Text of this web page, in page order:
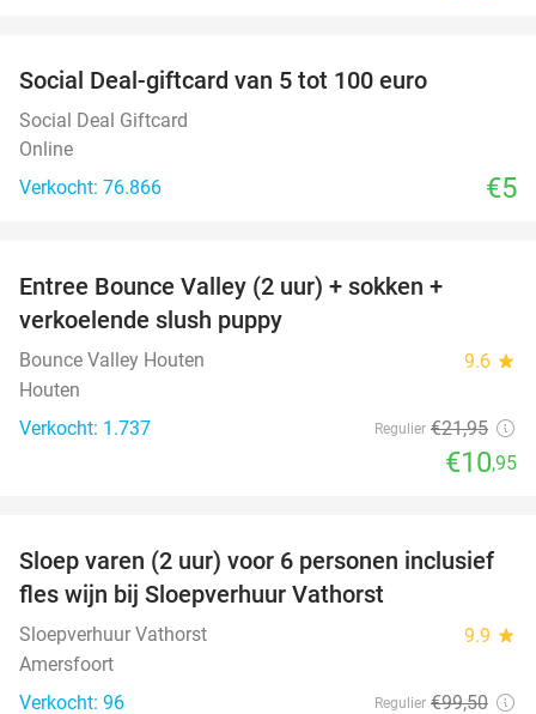
Social Deal-giftcard van 5 tot 100 euro
Social Deal Giftcard
Online
Verkocht: 76.866
€5
Entree Bounce Valley (2 uur) + sokken +
verkoelende slush puppy
Bounce Valley Houten 9.6 star
Houten
Verkocht: 1.737
Regulier €21,95
€10,95
41%
Sloep varen (2 uur) voor 6 personen inclusief
fles wijn bij Sloepverhuur Vathorst
Sloepverhuur Vathorst 9.9 star
Amersfoort
Verkocht: 96
Regulier €99,50